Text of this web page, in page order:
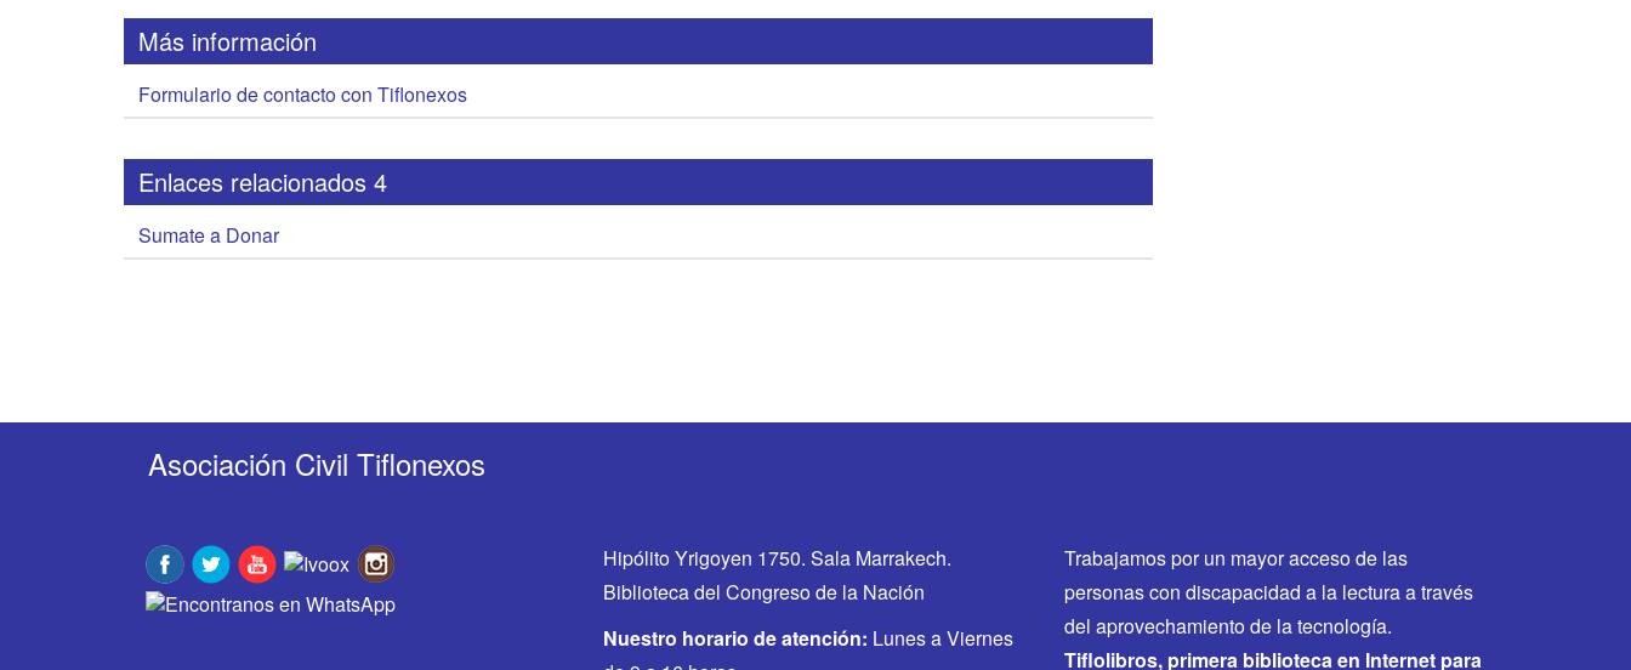
Más información
Formulario de contacto con Tiflonexos
Enlaces relacionados 4
Sumate a Donar
Asociación Civil Tiflonexos
Hipólito Yrigoyen 1750. Sala Marrakech.
Biblioteca del Congreso de la Nación
Nuestro horario de atención: Lunes a Viernes
Trabajamos por un mayor acceso de las
personas con discapacidad a la lectura a través
del aprovechamiento de la tecnología.
Tiflolibros, primera biblioteca en Internet para